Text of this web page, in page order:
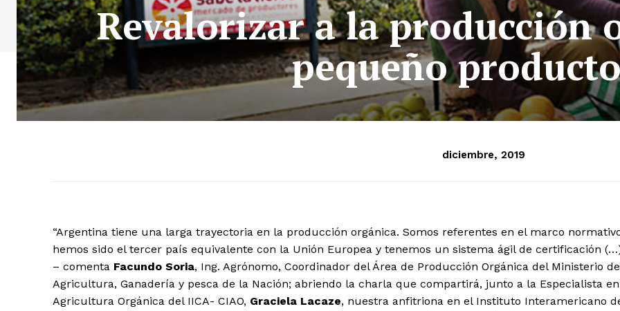
Revalorizar a la producción
pequeño
diciembre, 2019
“Argentina tiene una larga trayectoria en la producción orgánica. Somos referentes en el marco
hemos sido el tercer país equivalente con la Unión Europea y tenemos un sistema ágil de certificación
– comenta Facundo Soria, Ing. Agrónomo, Coordinador del Área de Producción Orgánica del Ministerio de
Agricultura, Ganadería y pesca de la Nación; abriendo la charla que compartirá, junto a la Especialista en
Agricultura Orgánica del IICA- CIAO, Graciela Lacaze, nuestra anfitriona en el Instituto Interamericano